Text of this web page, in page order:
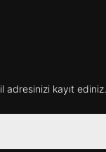
adresinizi kayıt ediniz.